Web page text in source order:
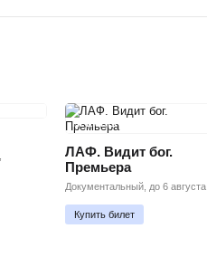
ПРЕМЬЕРА
ЛАФ. Видит бог.
Премьера
Документальный, до 6 августа
Купить билет